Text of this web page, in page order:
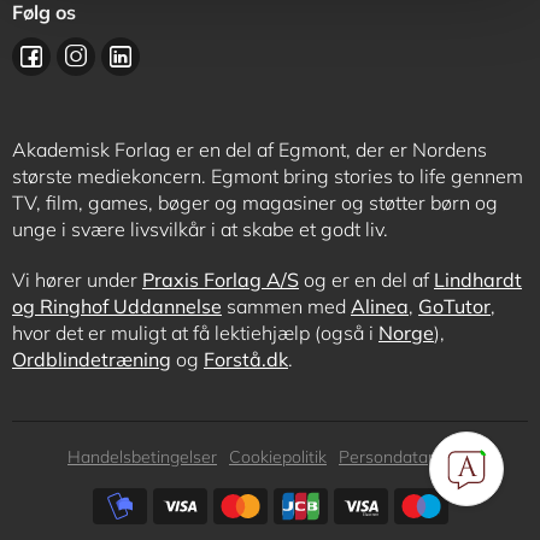
Følg os
Akademisk Forlag er en del af Egmont, der er Nordens
største mediekoncern. Egmont bring stories to life gennem
TV, film, games, bøger og magasiner og støtter børn og
unge i svære livsvilkår i at skabe et godt liv.
Vi hører under Praxis Forlag A/S og er en del af Lindhardt
og Ringhof Uddannelse sammen med Alinea, GoTutor,
hvor det er muligt at få lektiehjælp (også i Norge),
Ordblindetræning og Forstå.dk.
Subfooter
Handelsbetingelser Cookiepolitik
Persondatapolitik
Subfooter
payment